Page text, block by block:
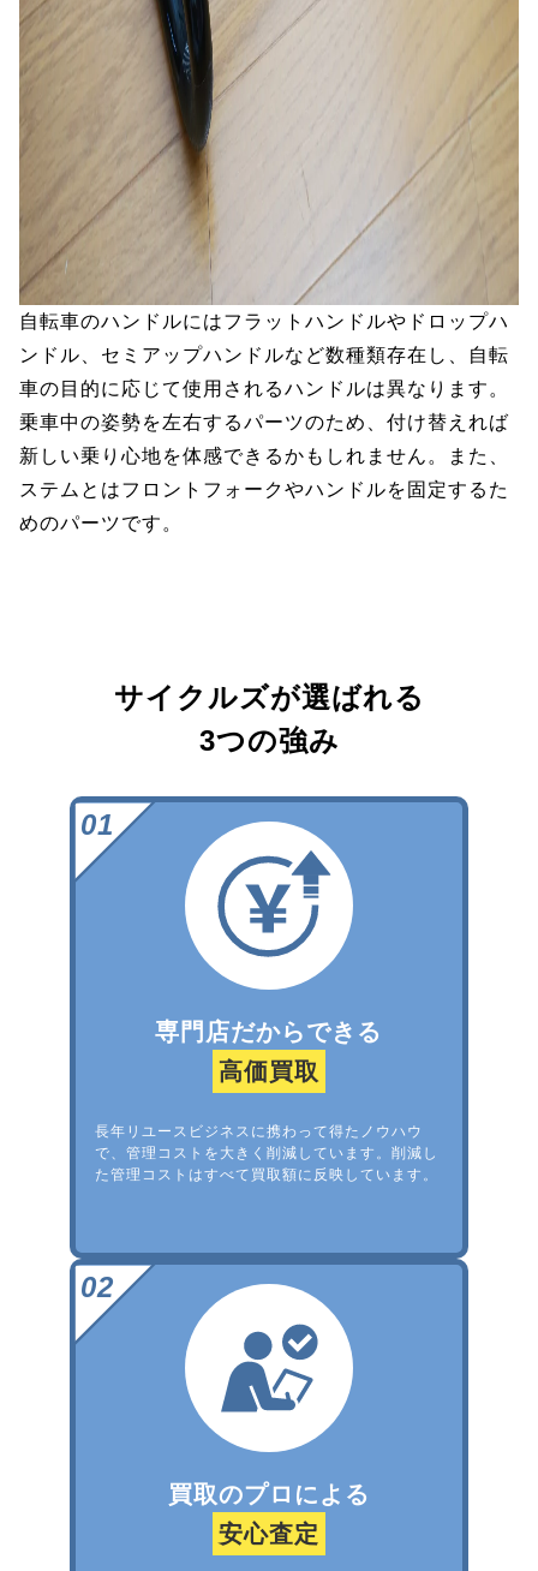
自転車のハンドルにはフラットハンドルやドロップハ
ンドル、セミアップハンドルなど数種類存在し、自転
車の目的に応じて使用されるハンドルは異なります。
乗車中の姿勢を左右するパーツのため、付け替えれば
新しい乗り心地を体感できるかもしれません。また、
ステムとはフロントフォークやハンドルを固定するた
めのパーツです。
サイクルズが選ばれる
3つの強み
専門店だからできる
高価買取
長年リユースビジネスに携わって得たノウハウ
で、管理コストを大きく削減しています。削減し
た管理コストはすべて買取額に反映しています。
買取のプロによる
安心査定